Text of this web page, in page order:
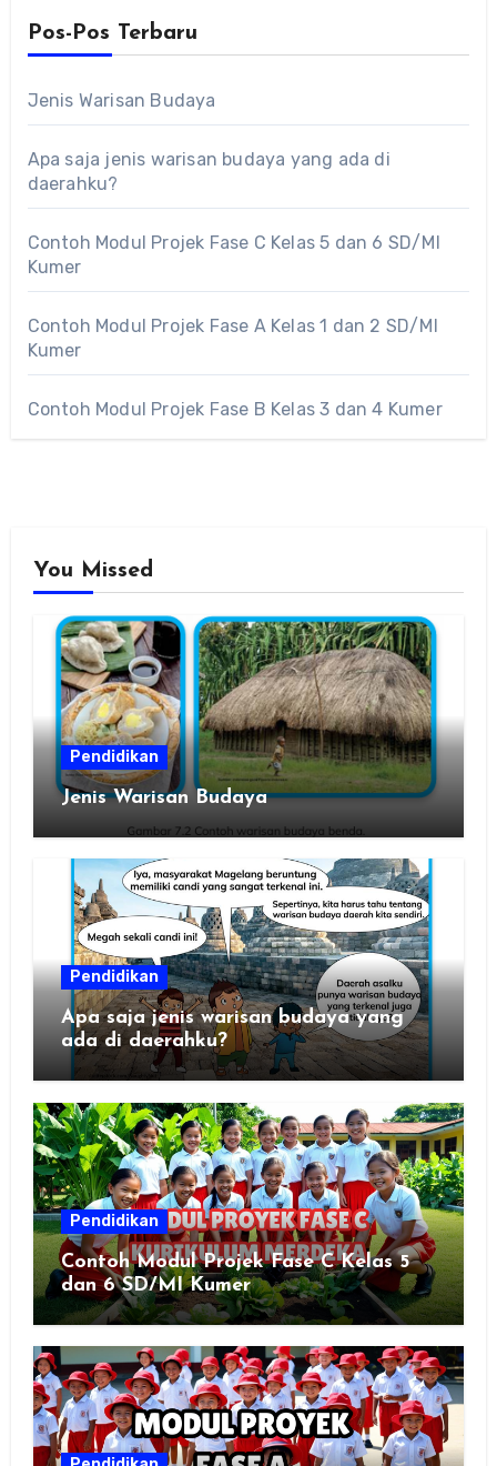
Pos-Pos Terbaru
Jenis Warisan Budaya
Apa saja jenis warisan budaya yang ada di
daerahku?
Contoh Modul Projek Fase C Kelas 5 dan 6 SD/MI
Kumer
Contoh Modul Projek Fase A Kelas 1 dan 2 SD/MI
Kumer
Contoh Modul Projek Fase B Kelas 3 dan 4 Kumer
You Missed
Pendidikan
Jenis Warisan Budaya
Pendidikan
Apa saja jenis warisan budaya yang
ada di daerahku?
Pendidikan
Contoh Modul Projek Fase C Kelas 5
dan 6 SD/MI Kumer